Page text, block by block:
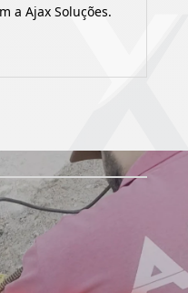
a Ajax Soluções.